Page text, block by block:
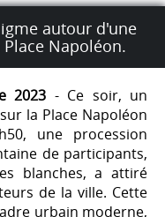
autour d'une
Napoléon.
2023 - Ce soir, un
la Place Napoléon
une procession
de participants,
blanches, a attiré
de la ville. Cette
urbain moderne,